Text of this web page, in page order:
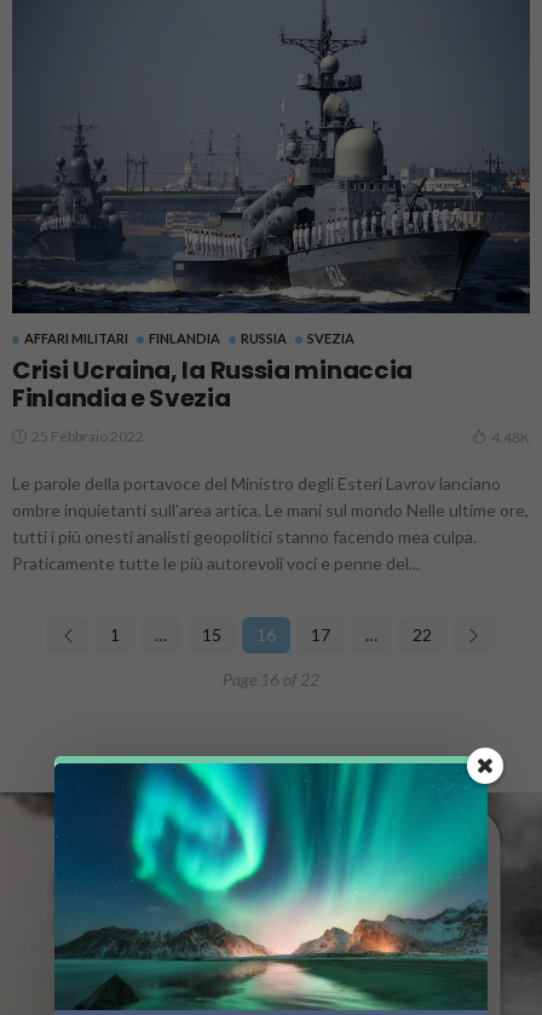
AFFARI MILITARI FINLANDIA RUSSIA SVEZIA
Crisi Ucraina, la Russia minaccia
Finlandia e Svezia
25 Febbraio 2022 4.48K
Le parole della portavoce del Ministro degli Esteri Lavrov lanciano
ombre inquietanti sull'area artica. Le mani sul mondo Nelle ultime ore,
tutti i più onesti analisti geopolitici stanno facendo mea culpa.
Praticamente tutte le più autorevoli voci e penne del...
1 … 15 16 17 … 22
Page 16 of 22